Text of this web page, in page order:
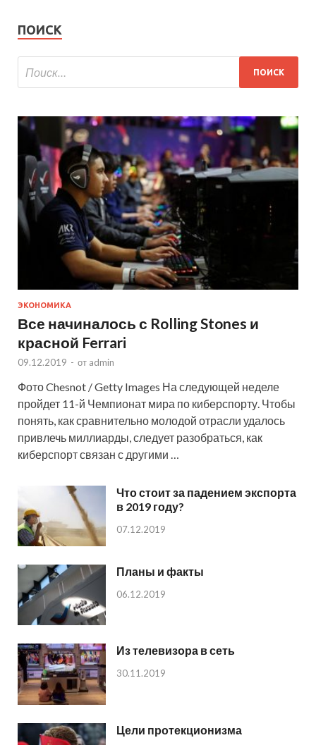
ПОИСК
ЭКОНОМИКА
Все начиналось с Rolling Stones и
красной Ferrari
09.12.2019 - от admin
Фото Chesnot / Getty Images На следующей неделе
пройдет 11-й Чемпионат мира по киберспорту. Чтобы
понять, как сравнительно молодой отрасли удалось
привлечь миллиарды, следует разобраться, как
киберспорт связан с другими …
Что стоит за падением экспорта
в 2019 году?
07.12.2019
Планы и факты
06.12.2019
Из телевизора в сеть
30.11.2019
Цели протекционизма